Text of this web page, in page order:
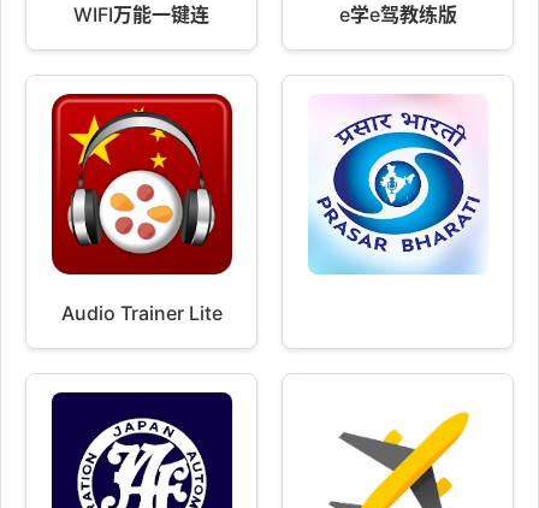
WIFI万能一键连 e学e驾教练版
Audio Trainer Lite